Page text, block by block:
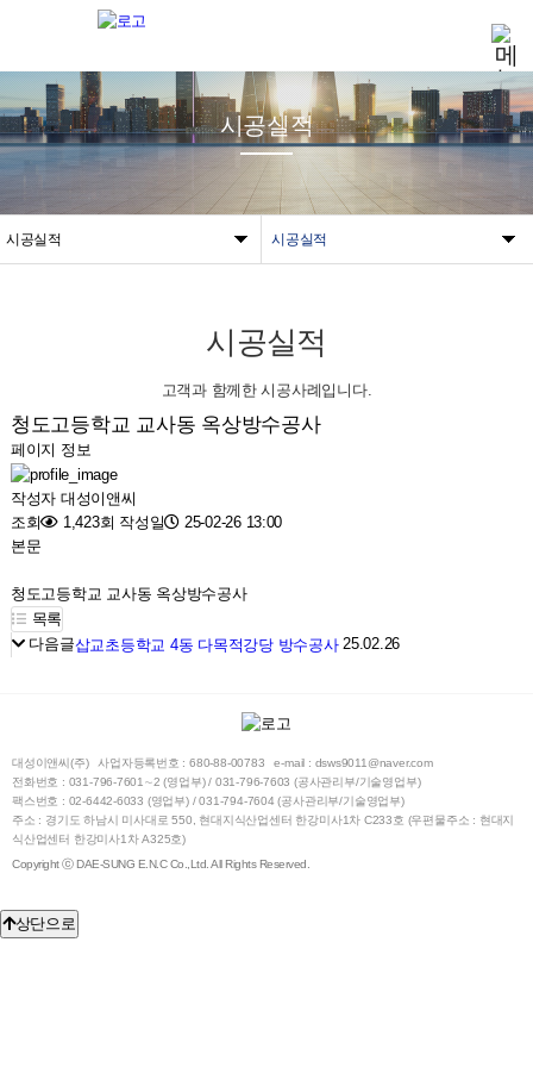
시공실적 시공실적
시공실적
시공실적
고객과 함께한 시공사례입니다.
청도고등학교 교사동 옥상방수공사
페이지 정보
작성자 대성이앤씨
조회
1,423회 작성일
25-02-26 13:00
본문
청도고등학교 교사동 옥상방수공사
목록
다음글삽교초등학교 4동 다목적강당 방수공사 25.02.26
대성이앤씨(주) 사업자등록번호 : 680-88-00783
e-mail : dsws9011@naver.com
전화번호 : 031-796-7601∼2 (영업부) / 031-796-7603 (공사관리부/기술영업부)
팩스번호 : 02-6442-6033 (영업부) / 031-794-7604 (공사관리부/기술영업부)
주소 : 경기도 하남시 미사대로 550, 현대지식산업센터 한강미사1차 C233호 (우편물주소 : 현대지
식산업센터 한강미사1차 A325호)
Copyright ⓒ DAE-SUNG E.N.C Co.,Ltd. All Rights Reserved.
상단으로